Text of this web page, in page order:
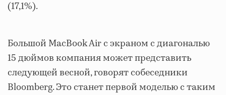
(17,1%).
Большой MacBook Air с экраном с диагональю
15 дюймов компания может представить
следующей весной, говорят собеседники
Bloomberg. Это станет первой моделью с таким